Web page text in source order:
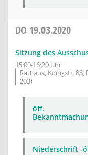
DO 19.03.2020
Sitzung des
15:00-16:20 Uhr
Rathaus, Königstr. 88,
203)
öff.
Niederschrift -